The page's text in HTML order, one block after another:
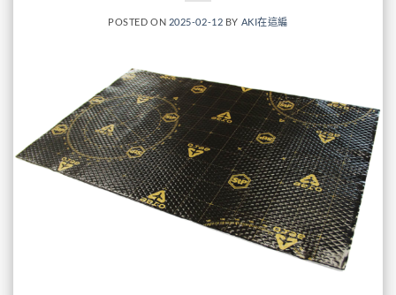
POSTED ON 2025-02-12 BY AKI在這編